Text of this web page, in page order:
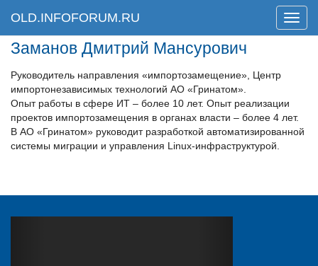
Меню
OLD.INFOFORUM.RU
Заманов Дмитрий Мансурович
Руководитель направления «импортозамещение», Центр
импортонезависимых технологий АО «Гринатом».
Опыт работы в сфере ИТ – более 10 лет. Опыт реализации
проектов импортозамещения в органах власти – более 4 лет.
В АО «Гринатом» руководит разработкой автоматизированной
системы миграции и управления Linux-инфраструктурой.